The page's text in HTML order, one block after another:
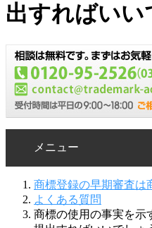
出すればいい
メニュー
商標登録の早期審査は
よくある質問
商標の使用の事実を示